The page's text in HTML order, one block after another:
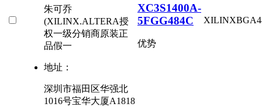
朱可乔
(XILINX.ALTERA授
权一级分销商原装正
品假一
地址：
深圳市福田区华强北
1016号宝华大厦A1818
XC3S1400A-
5FGG484C
优势
XILINX